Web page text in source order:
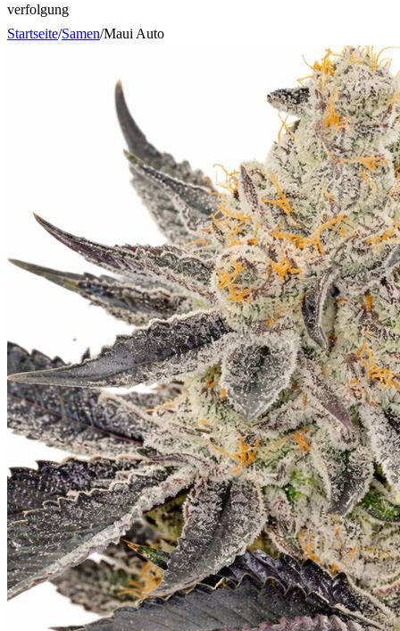
verfolgung
Startseite/Samen/Maui Auto